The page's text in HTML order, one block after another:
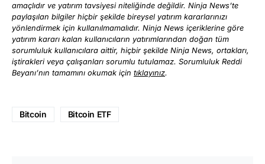
amaçlıdır ve yatırım tavsiyesi niteliğinde değildir. Ninja News’te
paylaşılan bilgiler hiçbir şekilde bireysel yatırım kararlarınızı
yönlendirmek için kullanılmamalıdır. Ninja News içeriklerine göre
yatırım kararı kalan kullanıcıların yatırımlarından doğan tüm
sorumluluk kullanıcılara aittir, hiçbir şekilde Ninja News, ortakları,
iştirakleri veya çalışanları sorumlu tutulamaz. Sorumluluk Reddi
Beyanı’nın tamamını okumak için tıklayınız.
Bitcoin Bitcoin ETF